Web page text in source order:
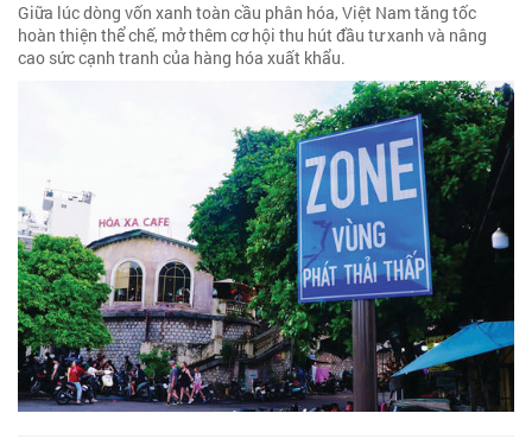
Giữa lúc dòng vốn xanh toàn cầu phân hóa, Việt Nam tăng tốc
hoàn thiện thể chế, mở thêm cơ hội thu hút đầu tư xanh và nâng
cao sức cạnh tranh của hàng hóa xuất khẩu.